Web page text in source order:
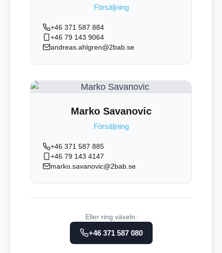
Försäljning
+46 371 587 884
+46 79 143 9064
andreas.ahlgren@2bab.se
Marko Savanovic
Försäljning
+46 371 587 885
+46 79 143 4147
marko.savanovic@2bab.se
Eller ring växeln:
+46 371 587 080